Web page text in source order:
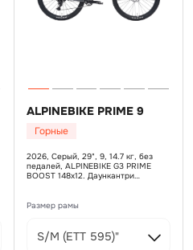
ALPINEBIKE PRIME 9
Горные
2026, Серый, 29", 9, 14.7 кг, без
педалей, ALPINEBIKE G3 PRIME
BOOST 148х12. Даункантри
стакан, дополнительные бонки,
ротор SHIMANO SM-RT56, 180 мм,
SHIMANO MT200, ротор SHIMANO
Размер рамы
S/M (ЕТТ 595)"